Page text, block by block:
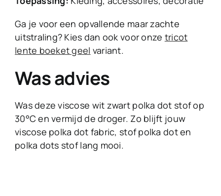
Ga je voor een opvallende maar zachte
uitstraling? Kies dan ook voor onze tricot
lente boeket geel variant.
Was advies
Was deze viscose wit zwart polka dot stof op
30°C en vermijd de droger. Zo blijft jouw
viscose polka dot fabric, stof polka dot en
polka dots stof lang mooi.